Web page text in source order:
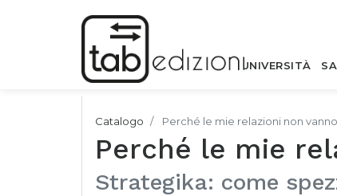
UNIVERSITÀ
Catalogo Perché le mie relazioni non
Perché le mie
Strategika: come